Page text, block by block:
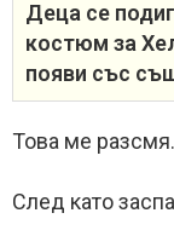
Деца се
костюм за
появи със
Това ме
След като